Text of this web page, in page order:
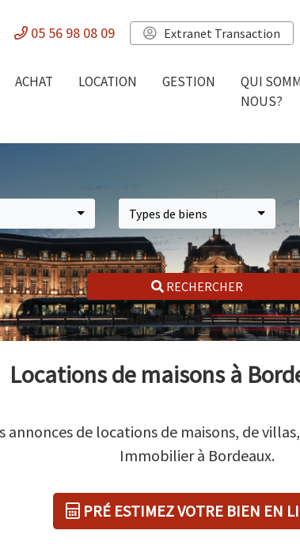
05 56 98 08 09 Extranet Transaction
ACHAT LOCATION GESTION
QUI
NOUS?
Types de biens
RECHERCHER
Locations de maisons à
annonces de locations de maisons, de
Immobilier à Bordeaux.
PRÉ ESTIMEZ VOTRE BIEN EN